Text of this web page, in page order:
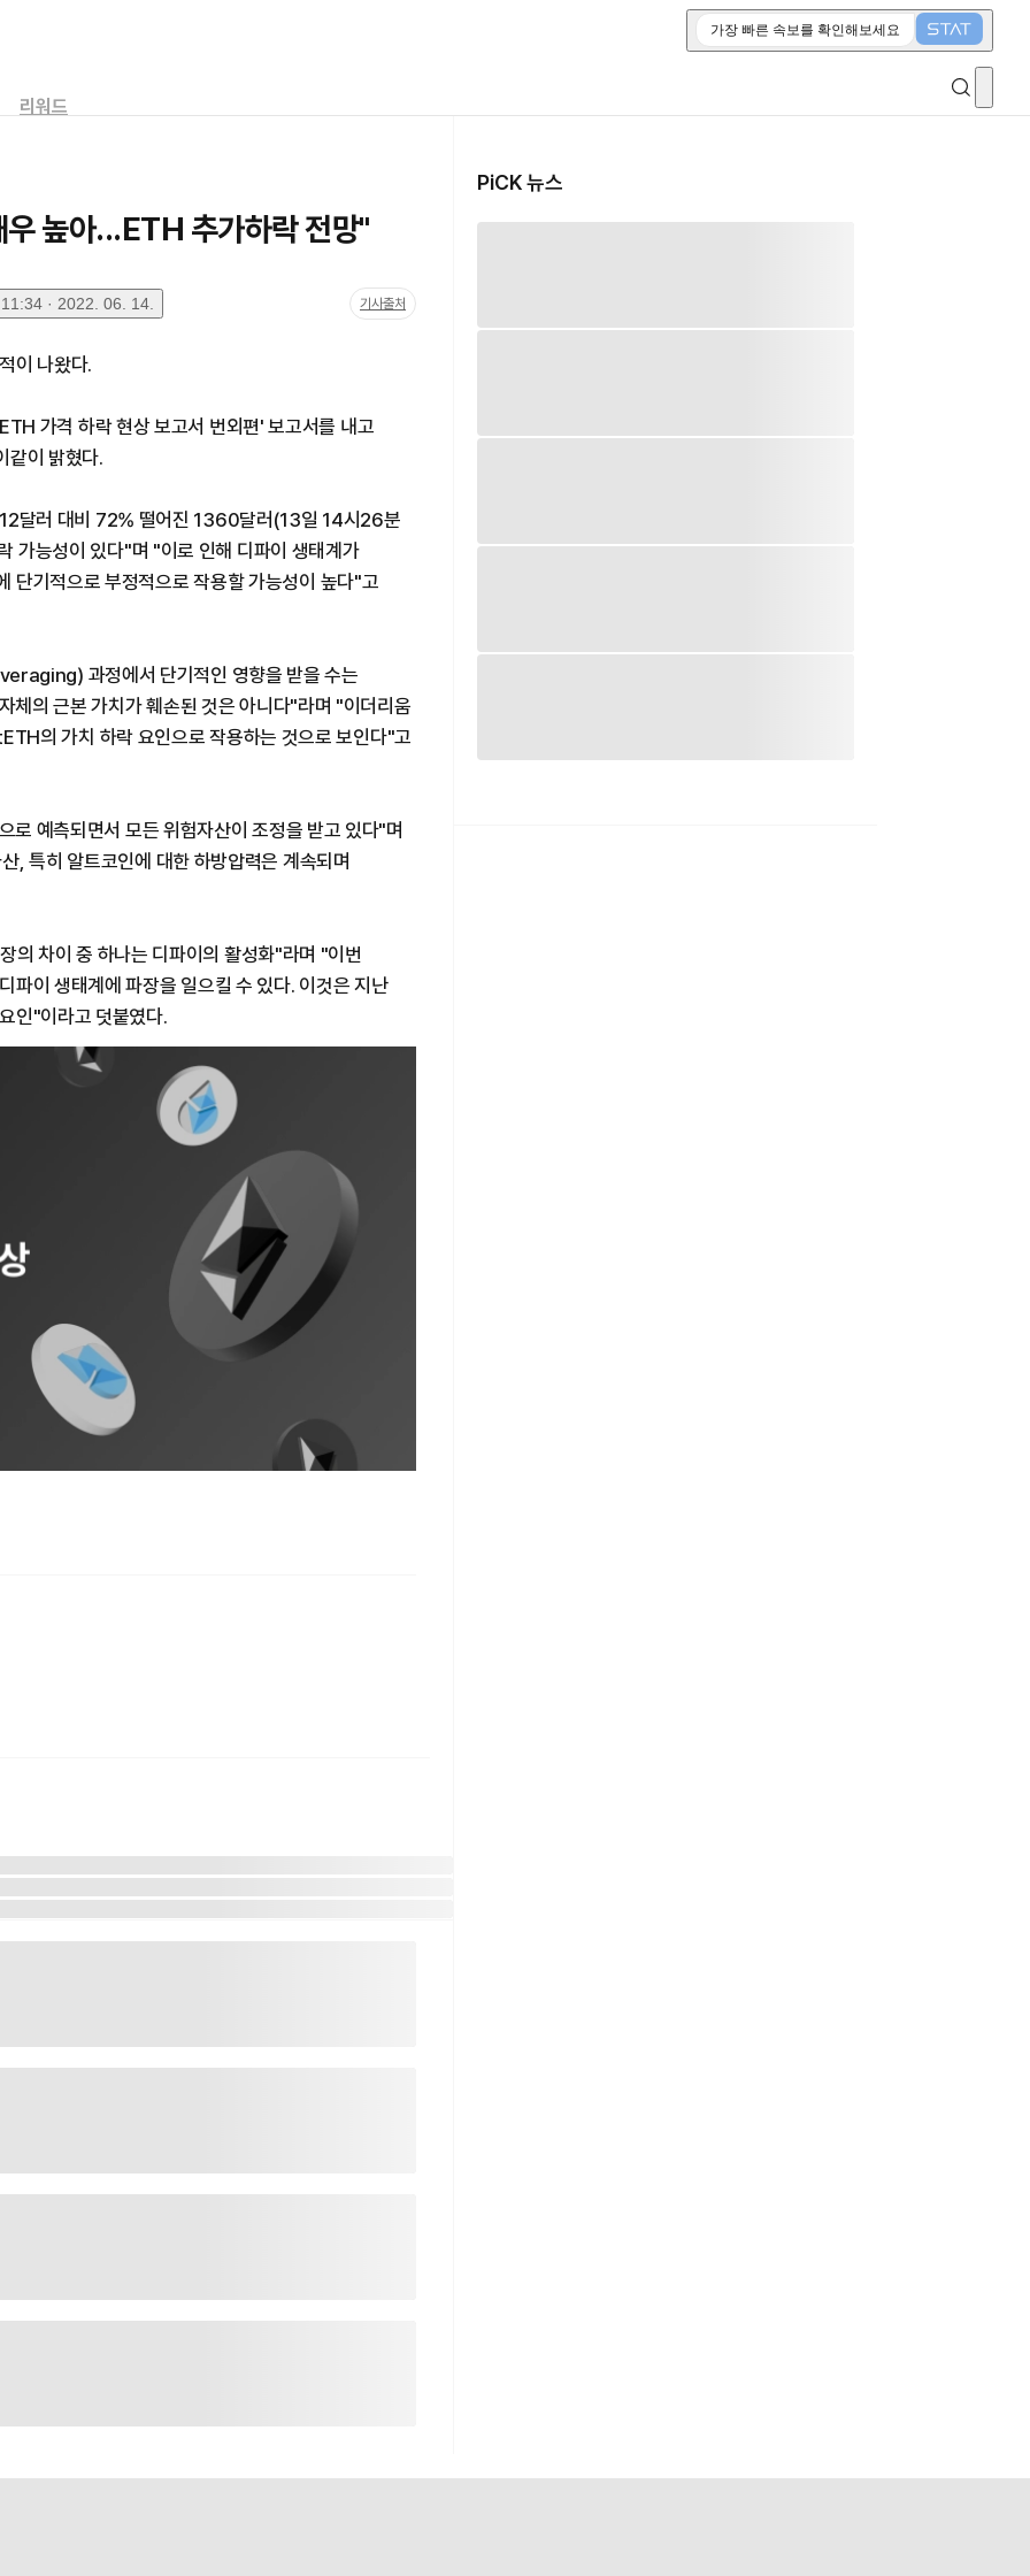
가장 빠른 속보를 확인해보세요
리워드
높아...ETH 추가하락 전망"
· 2022. 06. 14. 기사출처
이 나왔다.
가격 하락 현상 보고서 번외편' 보고서를 내고
같이 밝혔다.
달러 대비 72% 떨어진 1360달러(13일 14시26분
가능성이 있다"며 "이로 인해 디파이 생태계가
단기적으로 부정적으로 작용할 가능성이 높다"고
과정에서 단기적인 영향을 받을 수는
체의 근본 가치가 훼손된 것은 아니다"라며 "이더리움
의 가치 하락 요인으로 작용하는 것으로 보인다"고
로 예측되면서 모든 위험자산이 조정을 받고 있다"며
, 특히 알트코인에 대한 하방압력은 계속되며
차이 중 하나는 디파이의 활성화"라며 "이번
파이 생태계에 파장을 일으킬 수 있다. 이것은 지난
인"이라고 덧붙였다.
PiCK 뉴스